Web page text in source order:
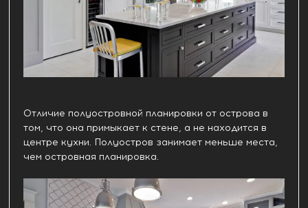
Отличие полуостровной планировки от острова в
том, что она примыкает к стене, а не находится в
центре кухни. Полуостров занимает меньше места,
чем островная планировка.